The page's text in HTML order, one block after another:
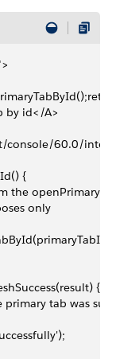
by id</A>
console/60.0/
{
from the
only
{
primary tab was